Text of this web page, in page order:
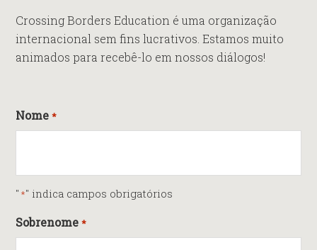
Crossing Borders Education é uma organização
internacional sem fins lucrativos. Estamos muito
animados para recebê-lo em nossos diálogos!
Nome *
" *" indica campos obrigatórios
Sobrenome *